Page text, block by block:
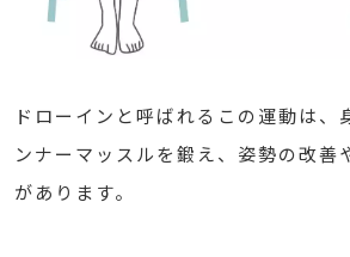
ドローインと呼ばれるこの運動は、
ンナーマッスルを鍛え、姿勢の改善
があります。